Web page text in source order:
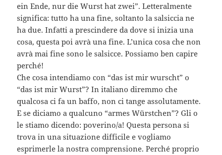
ein Ende, nur die Wurst hat zwei”. Letteralmente
significa: tutto ha una fine, soltanto la salsiccia ne
ha due. Infatti a prescindere da dove si inizia una
cosa, questa poi avrà una fine. L’unica cosa che non
avrà mai fine sono le salsicce. Possiamo ben capire
perché!
Che cosa intendiamo con “das ist mir wurscht” o
“das ist mir Wurst”? In italiano diremmo che
qualcosa ci fa un baffo, non ci tange assolutamente.
E se diciamo a qualcuno “armes Würstchen”? Gli o
le stiamo dicendo: poverino/a! Questa persona si
trova in una situazione difficile e vogliamo
esprimerle la nostra comprensione. Perché proprio